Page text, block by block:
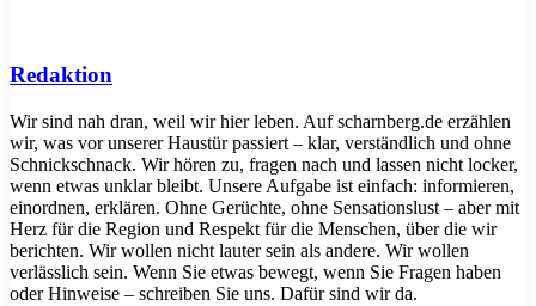
Redaktion
Wir sind nah dran, weil wir hier leben. Auf scharnberg.de erzählen
wir, was vor unserer Haustür passiert – klar, verständlich und ohne
Schnickschnack. Wir hören zu, fragen nach und lassen nicht locker,
wenn etwas unklar bleibt. Unsere Aufgabe ist einfach: informieren,
einordnen, erklären. Ohne Gerüchte, ohne Sensationslust – aber mit
Herz für die Region und Respekt für die Menschen, über die wir
berichten. Wir wollen nicht lauter sein als andere. Wir wollen
verlässlich sein. Wenn Sie etwas bewegt, wenn Sie Fragen haben
oder Hinweise – schreiben Sie uns. Dafür sind wir da.